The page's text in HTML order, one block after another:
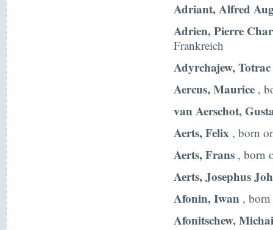
Adriant, Alfred
Adrien, Pierre
Frankreich
Adyrchajew, Totrac
Aercus, Maurice ,
van Aerschot,
Aerts, Felix , born
Aerts, Frans , born
Aerts, Josephus
Afonin, Iwan ,
Afonitschew,